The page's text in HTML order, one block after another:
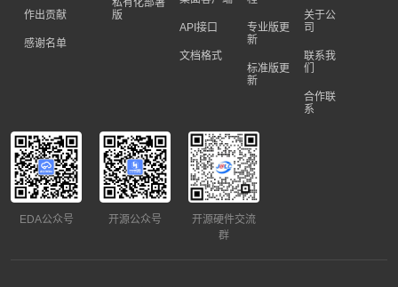
作出贡献
感谢名单
私有化部署
版
API接口
文档格式
专业版更
新
标准版更
新
关于公
司
联系我
们
合作联
系
EDA公众号 开源公众号
开源硬件交流
群